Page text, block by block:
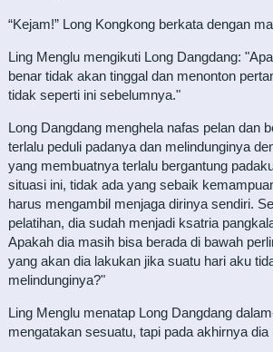
“Kejam!” Long Kongkong berkata dengan
Ling Menglu mengikuti Long Dangdang:
benar tidak akan tinggal dan menonton
tidak seperti ini sebelumnya."
Long Dangdang menghela nafas pelan dan
terlalu peduli padanya dan melindunginya
yang membuatnya terlalu bergantung
situasi ini, tidak ada yang sebaik
harus mengambil menjaga dirinya sendiri.
pelatihan, dia sudah menjadi ksatria
Apakah dia masih bisa berada di bawah
yang akan dia lakukan jika suatu hari aku
melindunginya?"
Ling Menglu menatap Long Dangdang
mengatakan sesuatu, tapi pada akhirnya dia